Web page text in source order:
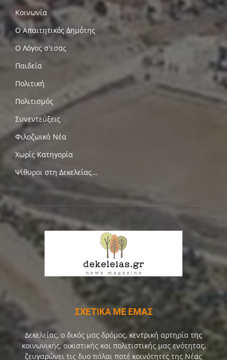
Κοινωνία
Ο Απαιτητικός Δημότης
Ο Λόγος σ'εσας
Παιδεία
Πολιτική
Πολιτισμός
Συνεντεύξεις
Φιλοζωικά Νέα
Χωρίς Κατηγορία
Ψίθυροι στη Δεκελείας…
ΣΧΕΤΙΚΑ ΜΕ ΕΜΑΣ
Δεκελείας, ο δικός μας δρόμος, κεντρική αρτηρία της
κοινωνικής, οικιστικής και πολιτιστικής μας ενότητας,
ζευγαρώνει τις δυο πάλαι ποτέ κοινότητες της Νέας